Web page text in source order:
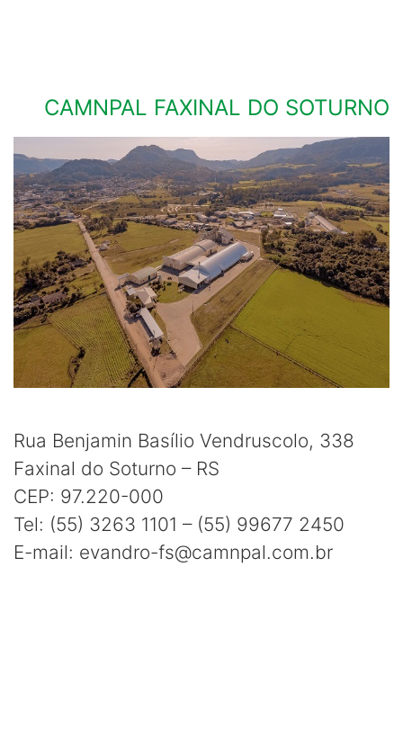
CAMNPAL FAXINAL DO SOTURNO
Rua Benjamin Basílio Vendruscolo, 338
Faxinal do Soturno – RS
CEP: 97.220-000
Tel: (55) 3263 1101 – (55) 99677 2450
E-mail: evandro-fs@camnpal.com.br